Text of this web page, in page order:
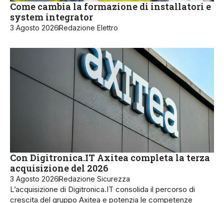
Come cambia la formazione di installatori e
system integrator
3 Agosto 2026 Redazione Elettro
Con Digitronica.IT Axitea completa la terza
acquisizione del 2026
3 Agosto 2026 Redazione Sicurezza
L’acquisizione di Digitronica.IT consolida il percorso di
crescita del gruppo Axitea e potenzia le competenze